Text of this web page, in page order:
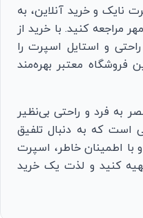
نایک و خرید آنلاین، به
مراجعه کنید. با خرید از
و استایل اسپرت را
فروشگاه معتبر بهره‌مند
به فرد و راحتی بی‌نظیر
است که به دنبال تلفیق
با اطمینان خاطر، اسپرت
کنید و لذت یک خرید